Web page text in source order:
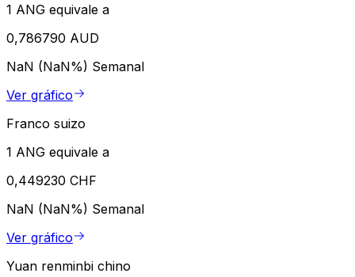
1 ANG equivale a
0,786790 AUD
NaN (NaN%) Semanal
Ver gráfico
Franco suizo
1 ANG equivale a
0,449230 CHF
NaN (NaN%) Semanal
Ver gráfico
Yuan renminbi chino